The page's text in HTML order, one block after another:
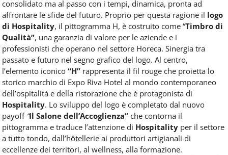
consolidato ma al passo con i tempi, dinamica, pronta ad
affrontare le sfide del futuro. Proprio per questa ragione il logo
di Hospitality, il pittogramma H, è costruito come “Timbro di
Qualità”, una garanzia di valore per le aziende e i
professionisti che operano nel settore Horeca. Sinergia tra
passato e futuro nel segno grafico del logo. Al centro,
l’elemento iconico “H” rappresenta il fil rouge che proietta lo
storico marchio di Expo Riva Hotel al mondo contemporaneo
dell’ospitalità e della ristorazione che è protagonista di
Hospitality. Lo sviluppo del logo è completato dal nuovo
payoff “Il Salone dell’Accoglienza” che contorna il
pittogramma e traduce l’attenzione di Hospitality per il settore
a tutto tondo, dall’hôtellerie ai produttori artigianali di
eccellenze dei territori, al wellness, alla formazione.